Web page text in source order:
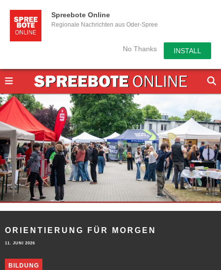
Spreebote Online
Regionale Nachrichten aus Oder-Spree
No Thanks INSTALL
ORIENTIERUNG FÜR MORGEN
11. JUNI 2026
BILDUNG